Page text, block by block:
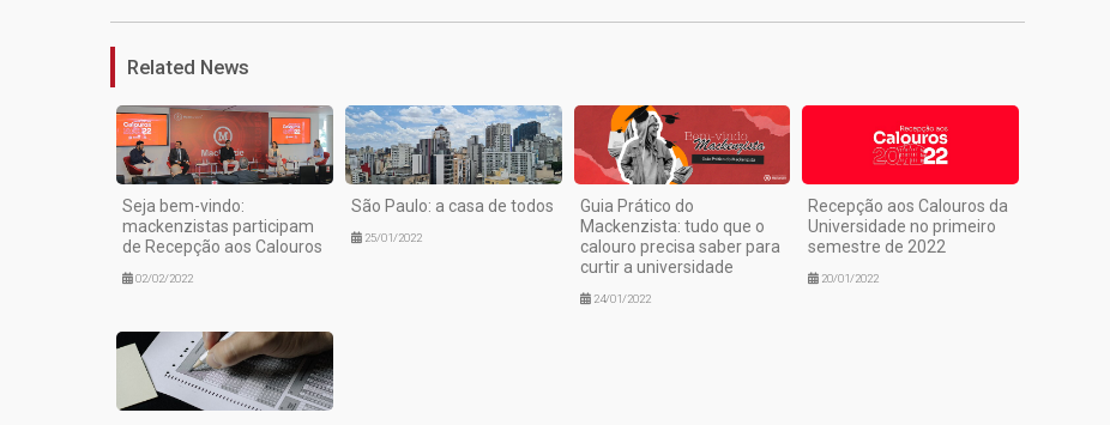
Related News
Seja bem-vindo:
mackenzistas participam
de Recepção aos Calouros
02/02/2022
São Paulo: a casa de todos
25/01/2022
Guia Prático do
Mackenzista: tudo que o
calouro precisa saber para
curtir a universidade
24/01/2022
Recepção aos Calouros da
Universidade no primeiro
semestre de 2022
20/01/2022